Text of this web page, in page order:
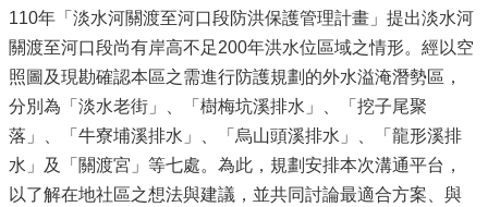
110年「淡水河關渡至河口段防洪保護管理計畫」提出淡水河
關渡至河口段尚有岸高不足200年洪水位區域之情形。經以空
照圖及現勘確認本區之需進行防護規劃的外水溢淹潛勢區，
分別為「淡水老街」、「樹梅坑溪排水」、「挖子尾聚
落」、「牛寮埔溪排水」、「烏山頭溪排水」、「龍形溪排
水」及「關渡宮」等七處。為此，規劃安排本次溝通平台，
以了解在地社區之想法與建議，並共同討論最適合方案、與